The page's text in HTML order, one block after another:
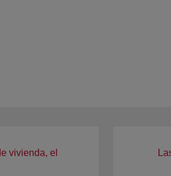
vivienda, el